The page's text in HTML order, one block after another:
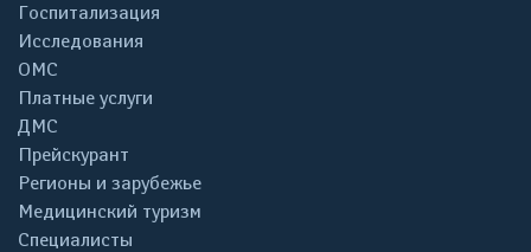
Госпитализация
Исследования
ОМС
Платные услуги
ДМС
Прейскурант
Регионы и зарубежье
Медицинский туризм
Специалисты